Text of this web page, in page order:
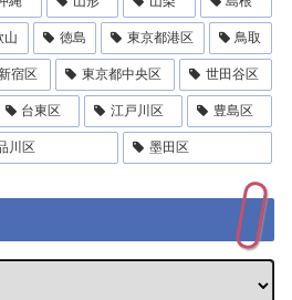
山 徳島 東京都港区 鳥取
宿区 東京都中央区 世田谷区
台東区 江戸川区 豊島区
川区 墨田区